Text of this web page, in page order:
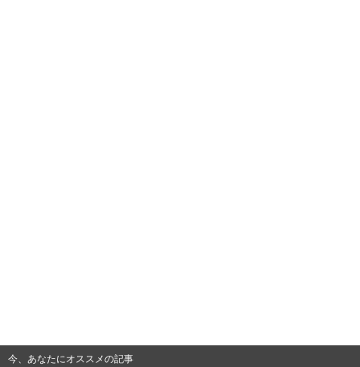
今、あなたにオススメの記事